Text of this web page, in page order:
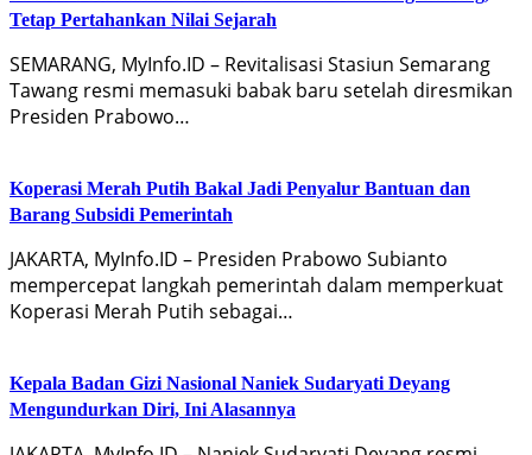
Tetap Pertahankan Nilai Sejarah
SEMARANG, MyInfo.ID – Revitalisasi Stasiun Semarang
Tawang resmi memasuki babak baru setelah diresmikan
Presiden Prabowo…
Koperasi Merah Putih Bakal Jadi Penyalur Bantuan dan
Barang Subsidi Pemerintah
JAKARTA, MyInfo.ID – Presiden Prabowo Subianto
mempercepat langkah pemerintah dalam memperkuat
Koperasi Merah Putih sebagai…
Kepala Badan Gizi Nasional Naniek Sudaryati Deyang
Mengundurkan Diri, Ini Alasannya